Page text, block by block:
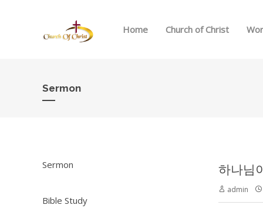
Home Church of Christ
Sermon
Sermon
Bible Study
하나님
admin